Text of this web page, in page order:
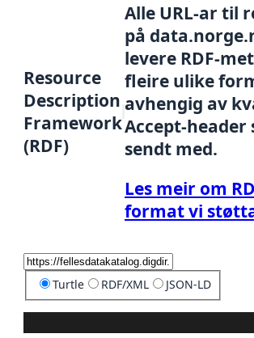
Resource
Description
Framework
(RDF)
Alle URL-ar til
på
levere RDF-
fleire ulike
avhengig av
Accept-header
sendt med.
Les meir om
format vi
Turtle RDF/XML JSON-LD